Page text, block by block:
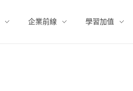
企業前線 學習加值